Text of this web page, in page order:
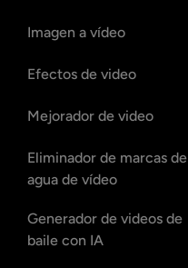
Imagen a vídeo
Efectos de video
Mejorador de video
Eliminador de marcas de
agua de vídeo
Generador de videos de
baile con IA